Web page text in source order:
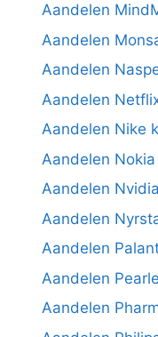
Aandelen
Aandelen
Aandelen
Aandelen
Aandelen Nike
Aandelen
Aandelen
Aandelen
Aandelen
Aandelen
Aandelen